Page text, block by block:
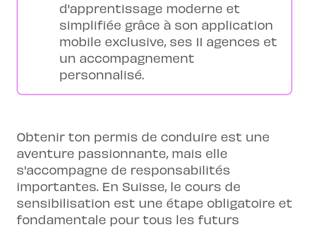
d'apprentissage moderne et
simplifiée grâce à son application
mobile exclusive, ses 11 agences et
un accompagnement
personnalisé.
Obtenir ton permis de conduire est une
aventure passionnante, mais elle
s'accompagne de responsabilités
importantes. En Suisse, le cours de
sensibilisation est une étape obligatoire et
fondamentale pour tous les futurs